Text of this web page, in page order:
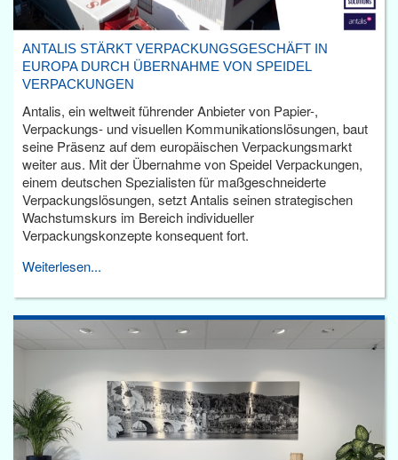
ANTALIS STÄRKT VERPACKUNGSGESCHÄFT IN
EUROPA DURCH ÜBERNAHME VON SPEIDEL
VERPACKUNGEN
Antalis, ein weltweit führender Anbieter von Papier-,
Verpackungs- und visuellen Kommunikationslösungen, baut
seine Präsenz auf dem europäischen Verpackungsmarkt
weiter aus. Mit der Übernahme von Speidel Verpackungen,
einem deutschen Spezialisten für maßgeschneiderte
Verpackungslösungen, setzt Antalis seinen strategischen
Wachstumskurs im Bereich individueller
Verpackungskonzepte konsequent fort.
Weiterlesen...